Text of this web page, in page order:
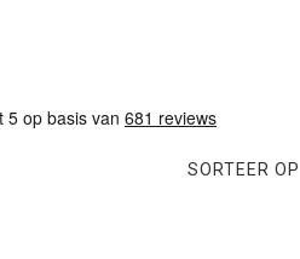
SORTEER OP